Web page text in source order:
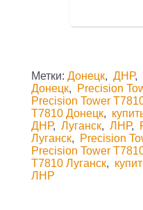
Метки: Донецк, ДНР,
Донецк, Precision
Precision Tower
T7810 Донецк,
ДНР, Луганск, ЛНР,
Луганск, Precision
Precision Tower
T7810 Луганск,
ЛНР